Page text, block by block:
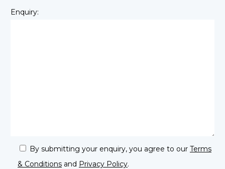
Enquiry:
By submitting your enquiry, you agree to our Terms
& Conditions and Privacy Policy.